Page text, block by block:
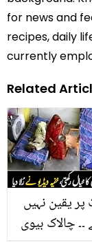
for news and
recipes, daily
currently
Related
یقین نہیں
چالاک بیوی